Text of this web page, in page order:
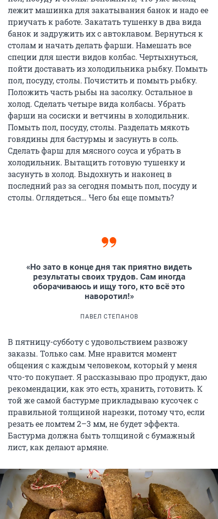
лежит машинка для закатывания банок и надо ее
приучать к работе. Закатать тушенку в два вида
банок и задружить их с автоклавом. Вернуться к
столам и начать делать фарши. Намешать все
специи для шести видов колбас. Чертыхнуться,
пойти доставать из холодильника рыбку. Помыть
пол, посуду, столы. Почистить и помыть рыбку.
Положить часть рыбы на засолку. Остальное в
холод. Сделать четыре вида колбасы. Убрать
фарши на сосиски и ветчины в холодильник.
Помыть пол, посуду, столы. Разделать мякоть
говядины для бастурмы и засунуть в соль.
Сделать фарш для мясного соуса и убрать в
холодильник. Вытащить готовую тушенку и
засунуть в холод. Выдохнуть и наконец в
последний раз за сегодня помыть пол, посуду и
столы. Оглядеться… Чего бы еще помыть?
«Но зато в конце дня так приятно видеть
результаты своих трудов. Сам иногда
оборачиваюсь и ищу того, кто всё это
наворотил!»
ПАВЕЛ СТЕПАНОВ
В пятницу-субботу с удовольствием развожу
заказы. Только сам. Мне нравится момент
общения с каждым человеком, который у меня
что-то покупает. Я рассказываю про продукт, даю
рекомендации, как это есть, хранить, готовить. К
той же самой бастурме прикладываю кусочек с
правильной толщиной нарезки, потому что, если
резать ее ломтем 2–3 мм, не будет эффекта.
Бастурма должна быть толщиной с бумажный
лист, как делают армяне.